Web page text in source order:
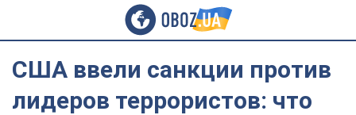
США ввели санкции против
лидеров террористов: что